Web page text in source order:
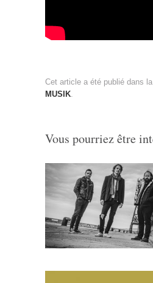
Cet article a été publié dans
MUSIK.
Vous pourriez être